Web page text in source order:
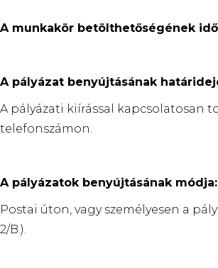
A munkakör betölthetőségének
A pályázat benyújtásának
A pályázati kiírással kapcsolatosan
telefonszámon.
A pályázatok benyújtásának módja:
Postai úton, vagy személyesen a
2/B.).